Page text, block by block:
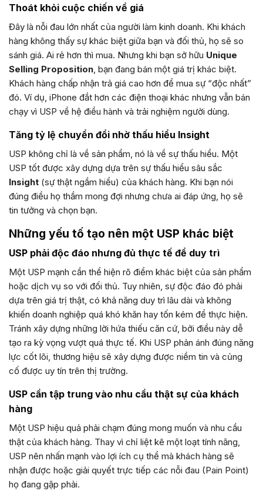
Thoát khỏi cuộc chiến về giá
Đây là nỗi đau lớn nhất của người làm kinh doanh. Khi khách
hàng không thấy sự khác biệt giữa bạn và đối thủ, họ sẽ so
sánh giá. Ai rẻ hơn thì mua. Nhưng khi bạn sở hữu Unique
Selling Proposition , bạn đang bán một giá trị khác biệt.
Khách hàng chấp nhận trả giá cao hơn để mua sự “độc nhất”
đó. Ví dụ, iPhone đắt hơn các điện thoại khác nhưng vẫn bán
chạy vì USP về hệ điều hành và trải nghiệm người dùng.
Tăng tỷ lệ chuyển đổi nhờ thấu hiểu Insight
USP không chỉ là về sản phẩm, nó là về sự thấu hiểu. Một
USP tốt được xây dựng dựa trên sự thấu hiểu sâu sắc
Insight (sự thật ngầm hiểu) của khách hàng. Khi bạn nói
đúng điều họ thầm mong đợi nhưng chưa ai đáp ứng, họ sẽ
tin tưởng và chọn bạn.
Những yếu tố tạo nên một USP khác biệt
USP phải độc đáo nhưng đủ thực tế để duy trì
Một USP mạnh cần thể hiện rõ điểm khác biệt của sản phẩm
hoặc dịch vụ so với đối thủ. Tuy nhiên, sự độc đáo đó phải
dựa trên giá trị thật, có khả năng duy trì lâu dài và không
khiến doanh nghiệp quá khó khăn hay tốn kém để thực hiện.
Tránh xây dựng những lời hứa thiếu căn cứ, bởi điều này dễ
tạo ra kỳ vọng vượt quá thực tế. Khi USP phản ánh đúng năng
lực cốt lõi, thương hiệu sẽ xây dựng được niềm tin và củng
cố được uy tín trên thị trường.
USP cần tập trung vào nhu cầu thật sự của khách
hàng
Một USP hiệu quả phải chạm đúng mong muốn và nhu cầu
thật của khách hàng. Thay vì chỉ liệt kê một loạt tính năng,
USP nên nhấn mạnh vào lợi ích cụ thể mà khách hàng sẽ
nhận được hoặc giải quyết trực tiếp các nỗi đau (Pain Point)
họ đang gặp phải.